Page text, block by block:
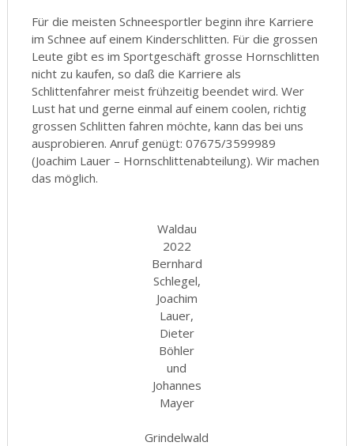
Für die meisten Schneesportler beginn ihre Karriere
im Schnee auf einem Kinderschlitten. Für die grossen
Leute gibt es im Sportgeschäft grosse Hornschlitten
nicht zu kaufen, so daß die Karriere als
Schlittenfahrer meist frühzeitig beendet wird. Wer
Lust hat und gerne einmal auf einem coolen, richtig
grossen Schlitten fahren möchte, kann das bei uns
ausprobieren. Anruf genügt: 07675/3599989
(Joachim Lauer – Hornschlittenabteilung). Wir machen
das möglich.
Waldau
2022
Bernhard
Schlegel,
Joachim
Lauer,
Dieter
Böhler
und
Johannes
Mayer
Grindelwald